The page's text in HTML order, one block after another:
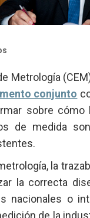
Metrología
conjunto
sobre cómo
de medida
la
la correcta
nacionales o
de la